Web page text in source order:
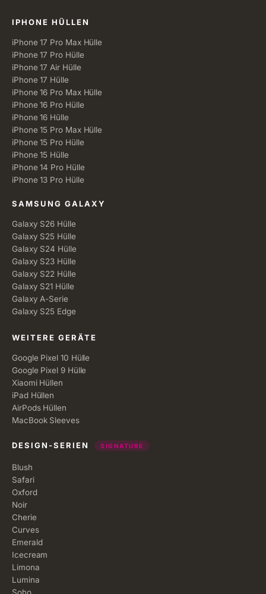
Alle Kategorien
IPHONE HÜLLEN
iPhone 17 Pro Max Hülle
iPhone 17 Pro Hülle
iPhone 17 Air Hülle
iPhone 17 Hülle
iPhone 16 Pro Max Hülle
iPhone 16 Pro Hülle
iPhone 16 Hülle
iPhone 15 Pro Max Hülle
iPhone 15 Pro Hülle
iPhone 15 Hülle
iPhone 14 Pro Hülle
iPhone 13 Pro Hülle
SAMSUNG GALAXY
Galaxy S26 Hülle
Galaxy S25 Hülle
Galaxy S24 Hülle
Galaxy S23 Hülle
Galaxy S22 Hülle
Galaxy S21 Hülle
Galaxy A-Serie
Galaxy S25 Edge
WEITERE GERÄTE
Google Pixel 10 Hülle
Google Pixel 9 Hülle
Xiaomi Hüllen
iPad Hüllen
AirPods Hüllen
MacBook Sleeves
DESIGN-SERIEN SIGNATURE
Blush
Safari
Oxford
Noir
Cherie
Curves
Emerald
Icecream
Limona
Lumina